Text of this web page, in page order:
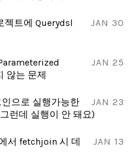
JAN 30
젝트에 Querydsl
JAN 25
않는 문제
JAN 23
으로 실행가능한
런데 실행이 안 돼요)
JAN 13
서 fetchjoin 시 데